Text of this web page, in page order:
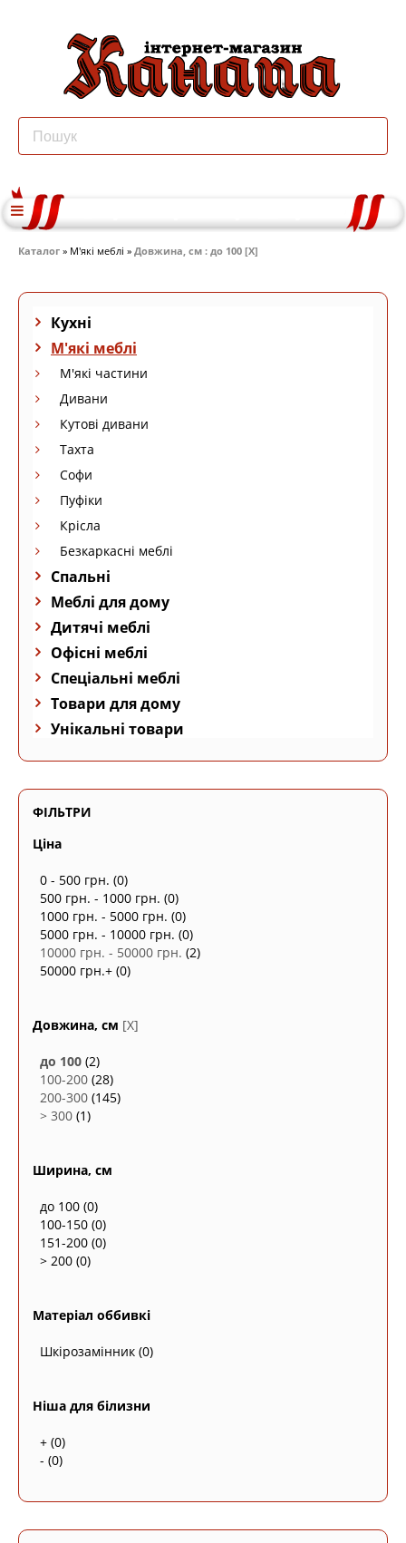
Каталог » М'які меблі » Довжина, см : до 100 [X]
Кухні
М'які меблі
М'які частини
Дивани
Кутові дивани
Тахта
Софи
Пуфіки
Крісла
Безкаркасні меблі
Спальні
Меблі для дому
Дитячі меблі
Офісні меблі
Спеціальні меблі
Товари для дому
Унікальні товари
ФІЛЬТРИ
Ціна
0 - 500 грн. (0)
500 грн. - 1000 грн. (0)
1000 грн. - 5000 грн. (0)
5000 грн. - 10000 грн. (0)
10000 грн. - 50000 грн. (2)
50000 грн.+ (0)
Довжина, см [X]
до 100 (2)
100-200 (28)
200-300 (145)
> 300 (1)
Ширина, см
до 100 (0)
100-150 (0)
151-200 (0)
> 200 (0)
Матеріал оббивкі
Шкірозамінник (0)
Ніша для білизни
+ (0)
- (0)